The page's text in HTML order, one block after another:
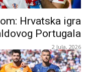
Hrvatska igra
Portugala
2 Jula, 2026